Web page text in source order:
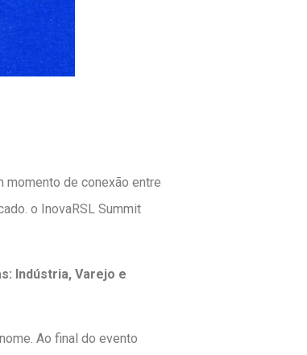
de conexão entre
o InovaRSL Summit
Indústria, Varejo e
Ao final do evento